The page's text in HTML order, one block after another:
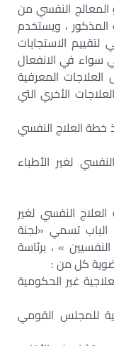
المعالج النفسي من
المذكور ، ويستخدم
لتقييم الاستجابات
سواء في الانفعال
المعرفية
الأخري التي
العلاج النفسي
لغير الأطباء
النفسي لغير
الباب تسمي «لجنة
» ، برئاسة
كل من :
غير الحكومية
للمجلس القومي